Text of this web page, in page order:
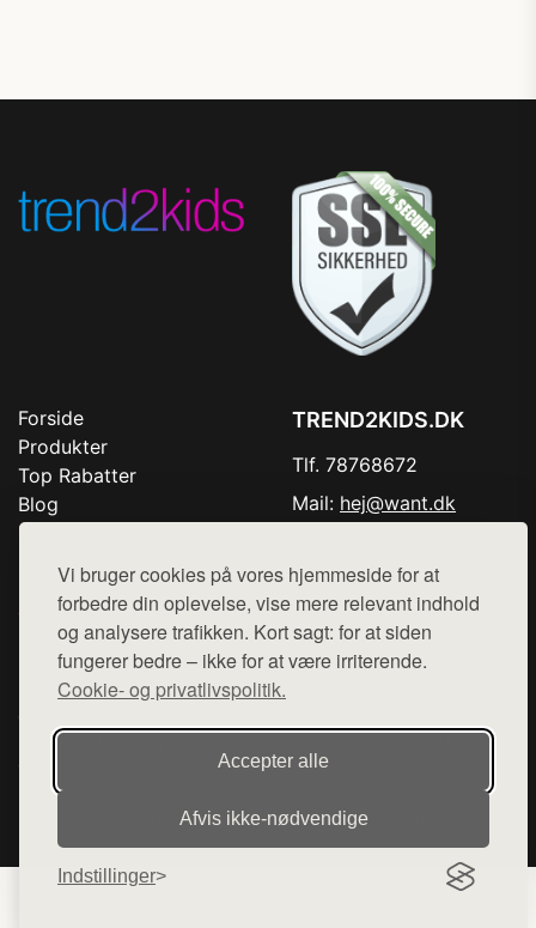
Vi bruger cookies på vores hjemmeside for at
forbedre din oplevelse, vise mere relevant indhold
og analysere trafikken. Kort sagt: for at siden
fungerer bedre – ikke for at være irriterende.
Cookie- og privatlivspolitik.
Accepter alle
Afvis ikke‑nødvendige
Indstillinger
Forside
Produkter
Top Rabatter
Blog
Kontakt
TREND2KIDS.DK
Tlf. 78768672
Mail: hej@want.dk
Denne side er en del af want.dk, der udgiver en række
hjemmesider med præsentation af forskellige produkter fra
henviser til de shops, som sælger varen. Vi har heller ikke
varerne på lager.
© 2026 trend2kids.dk. Alle rettigheder forbeholdes.